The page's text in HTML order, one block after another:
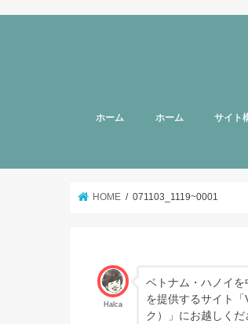
ホーム ホーム サイト
HOME 071103_1119~0001
Halca
ベトナム・ハノイ
を提供するサイト
ク）」にお越しく